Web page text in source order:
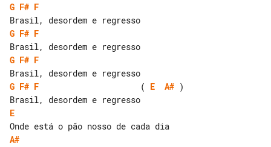
G F# F
G F# F
G F# F
G F# F
                     (
E A# )
E
A#